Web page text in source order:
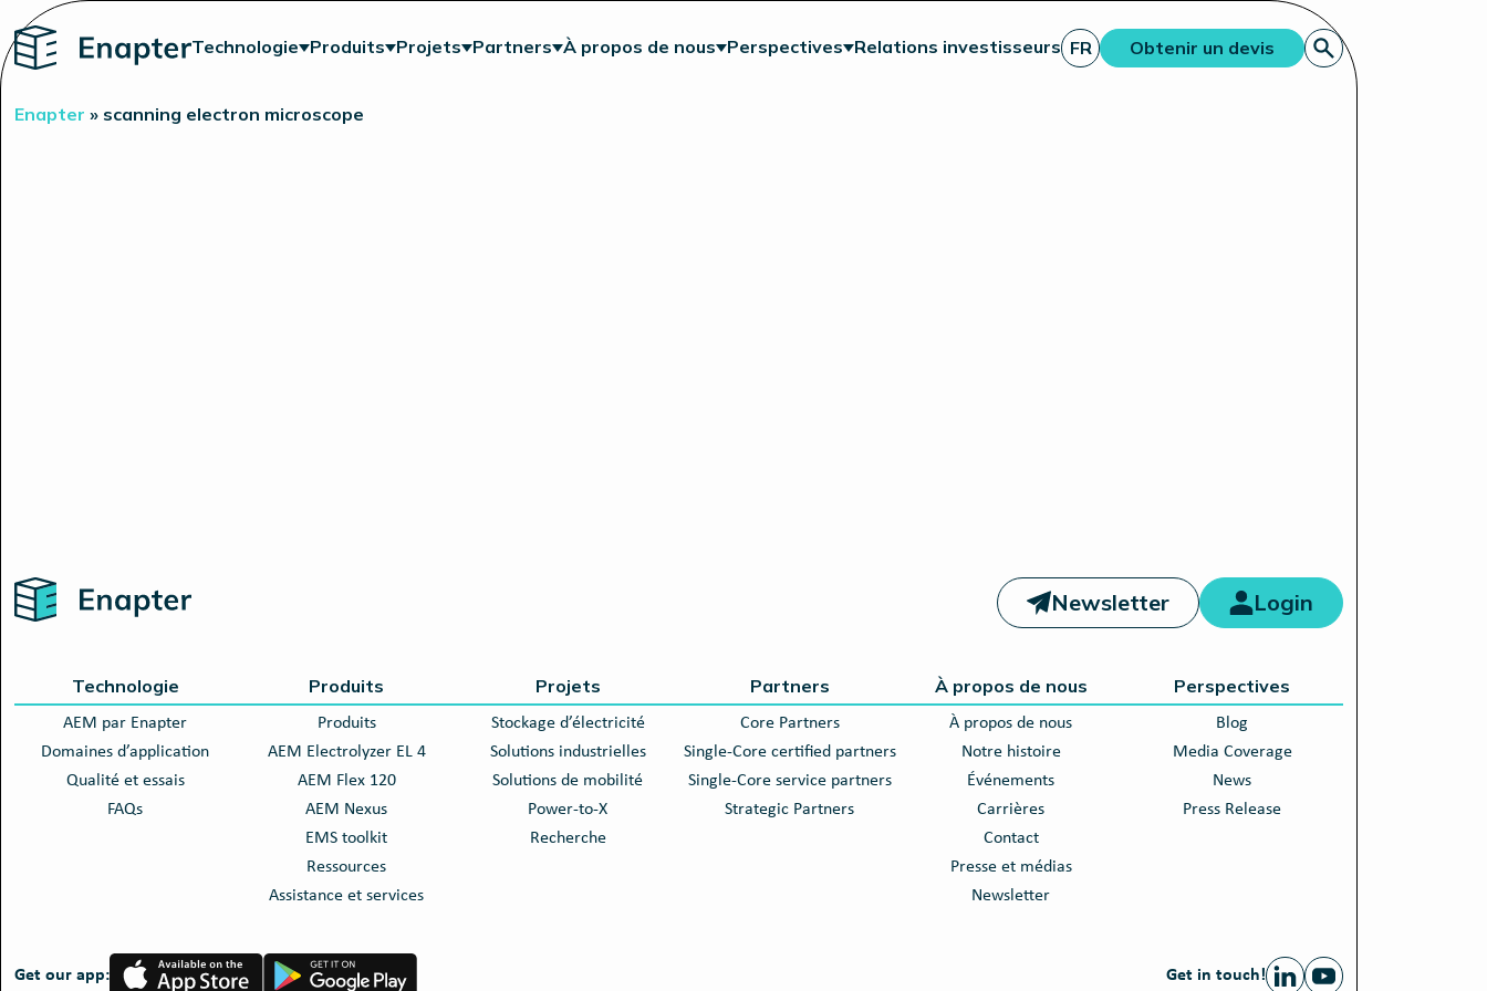
Technologie Produits Projets Partners À propos de nous Perspectives Relations investisseurs FR Obtenir un devis
Enapter » scanning electron microscope
Newsletter Login
Technologie
AEM par Enapter
Domaines d’application
Qualité et essais
FAQs
Produits
Produits
AEM Electrolyzer EL 4
AEM Flex 120
AEM Nexus
EMS toolkit
Ressources
Assistance et services
Projets
Stockage d’électricité
Solutions industrielles
Solutions de mobilité
Power-to-X
Recherche
Partners
Core Partners
Single-Core certified partners
Single-Core service partners
Strategic Partners
À propos de nous
À propos de nous
Notre histoire
Événements
Carrières
Contact
Presse et médias
Newsletter
Perspectives
Blog
Media Coverage
News
Press Release
Get our app:
App
Store
Google
Play
Get in touch!